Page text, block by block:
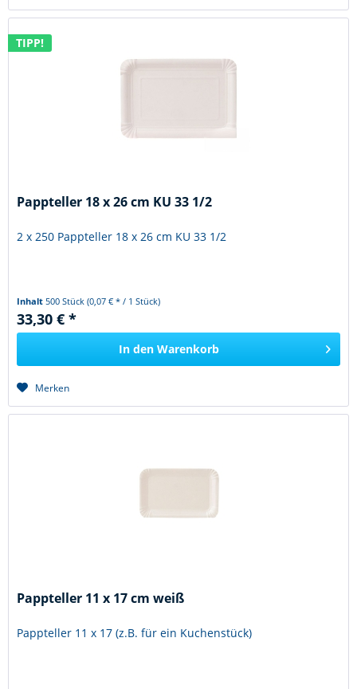
TIPP!
Pappteller 18 x 26 cm KU 33 1/2
2 x 250 Pappteller 18 x 26 cm KU 33 1/2
Inhalt500 Stück(0,07 € * / 1 Stück)
33,30 € *
In den Warenkorb
Merken
Pappteller 11 x 17 cm weiß
Pappteller 11 x 17 (z.B. für ein Kuchenstück)